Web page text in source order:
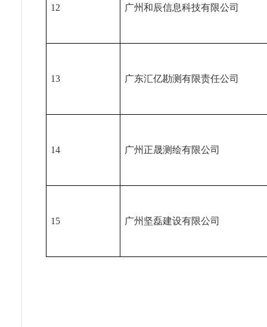
12 广州和辰信息科技有限公司
13 广东汇亿勘测有限责任公司
14 广州正晟测绘有限公司
15 广州坚磊建设有限公司